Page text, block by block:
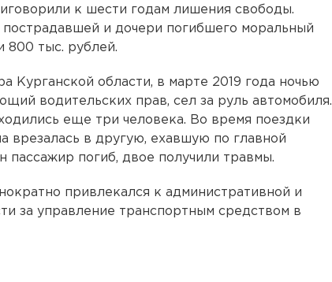
к шести годам лишения свободы.
пострадавшей и дочери погибшего моральный
800 тыс. рублей.
Курганской области, в марте 2019 года ночью
водительских прав, сел за руль автомобиля.
еще три человека. Во время поездки
врезалась в другую, ехавшую по главной
пассажир погиб, двое получили травмы.
привлекался к административной и
за управление транспортным средством в